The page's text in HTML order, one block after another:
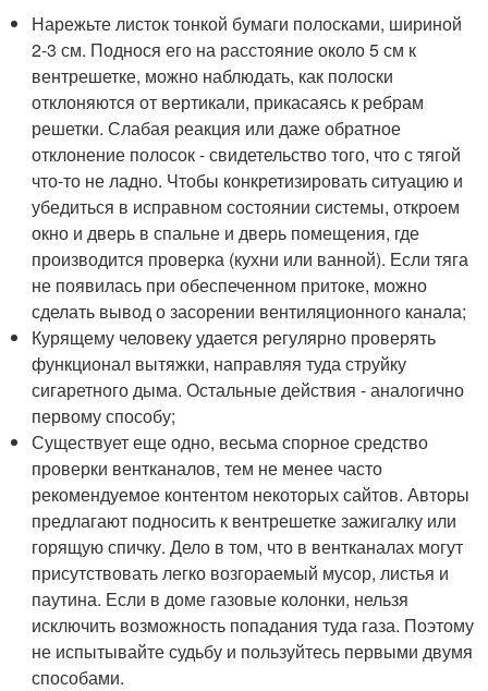
Нарежьте листок тонкой бумаги полосками, шириной
2-3 см. Поднося его на расстояние около 5 см к
вентрешетке, можно наблюдать, как полоски
отклоняются от вертикали, прикасаясь к ребрам
решетки. Слабая реакция или даже обратное
отклонение полосок - свидетельство того, что с тягой
что-то не ладно. Чтобы конкретизировать ситуацию и
убедиться в исправном состоянии системы, откроем
окно и дверь в спальне и дверь помещения, где
производится проверка (кухни или ванной). Если тяга
не появилась при обеспеченном притоке, можно
сделать вывод о засорении вентиляционного канала;
Курящему человеку удается регулярно проверять
функционал вытяжки, направляя туда струйку
сигаретного дыма. Остальные действия - аналогично
первому способу;
Существует еще одно, весьма спорное средство
проверки вентканалов, тем не менее часто
рекомендуемое контентом некоторых сайтов. Авторы
предлагают подносить к вентрешетке зажигалку или
горящую спичку. Дело в том, что в вентканалах могут
присутствовать легко возгораемый мусор, листья и
паутина. Если в доме газовые колонки, нельзя
исключить возможность попадания туда газа. Поэтому
не испытывайте судьбу и пользуйтесь первыми двумя
способами.